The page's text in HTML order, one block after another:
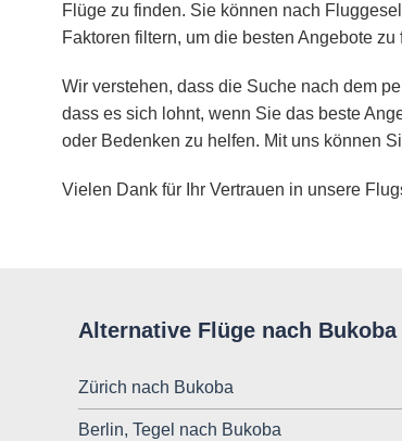
Flüge zu finden. Sie können nach
Faktoren filtern, um die besten Angebote zu
Wir verstehen, dass die Suche nach dem
dass es sich lohnt, wenn Sie das beste
oder Bedenken zu helfen. Mit uns können
Vielen Dank für Ihr Vertrauen in unsere
Alternative Flüge nach Bukoba
Zürich nach Bukoba
Berlin, Tegel nach Bukoba